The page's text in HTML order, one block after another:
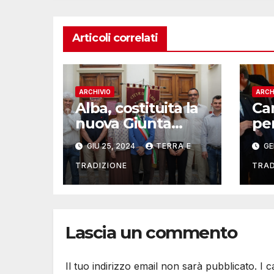
Articoli correlati
ARCHIVIO
Alba, costituita la
nuova Giunta
comunale di
Alberto Gatto
GIU 25, 2024 TERRA E
TRADIZIONE
Lascia un commento
Il tuo indirizzo email non sarà pubblicato. I